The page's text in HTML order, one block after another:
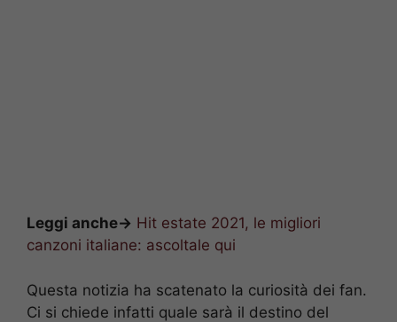
Leggi anche-> Hit estate 2021, le migliori
canzoni italiane: ascoltale qui
Questa notizia ha scatenato la curiosità dei fan.
Ci si chiede infatti quale sarà il destino del